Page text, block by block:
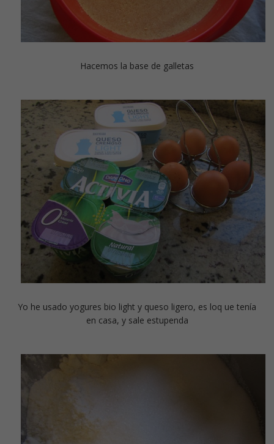
Hacemos la base de galletas
Yo he usado yogures bio light y queso ligero, es loq ue tenía
en casa, y sale estupenda